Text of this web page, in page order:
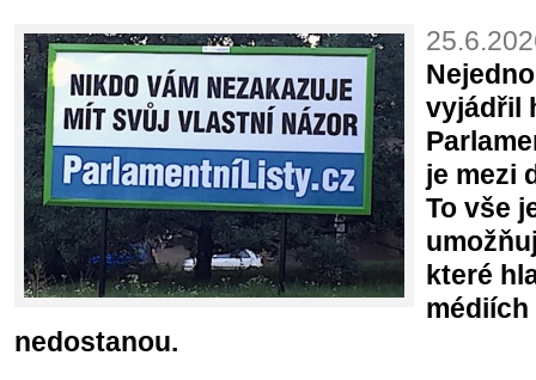
vyjádřil
je mezi
To vše
které
nedostanou.